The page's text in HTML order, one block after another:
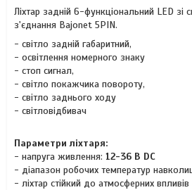
Ліхтар задній 6-функціональний LED
з'єднання Bajonet 5PIN.
- світло задній габаритний,
- освітлення номерного знаку
- стоп сигнал,
- світло покажчика повороту,
- світло заднього ходу
- світловідбивач
Параметри ліхтаря:
- напруга живлення: 12-36 В DC
- діапазон робочих температур
- ліхтар стійкий до атмосферних впливів